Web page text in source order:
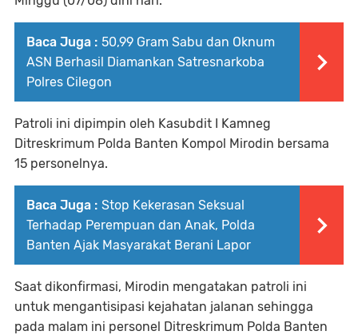
Baca Juga : 50,99 Gram Sabu dan Oknum
ASN Berhasil Diamankan Satresnarkoba
Polres Cilegon
Patroli ini dipimpin oleh Kasubdit I Kamneg
Ditreskrimum Polda Banten Kompol Mirodin bersama
15 personelnya.
Baca Juga : Stop Kekerasan Seksual
Terhadap Perempuan dan Anak, Polda
Banten Ajak Masyarakat Berani Lapor
Saat dikonfirmasi, Mirodin mengatakan patroli ini
untuk mengantisipasi kejahatan jalanan sehingga
pada malam ini personel Ditreskrimum Polda Banten